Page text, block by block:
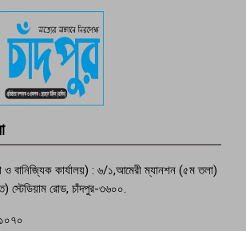
পচা দুর্গন্ধে ৯৯৯-এ ফোন, ফরিদগঞ্জে
তরুণের অর্ধগলিত লাশ উদ্ধার
বেঁচে নেই, বিভিন্ন সংগঠনের শোক
ও বানিজ্যিক কার্যালয়) : ৬/১,আমেরী ম্যানশন (৫ম তলা)
স্টেডিয়াম রোড, চাঁদপুর-৩৬০০.